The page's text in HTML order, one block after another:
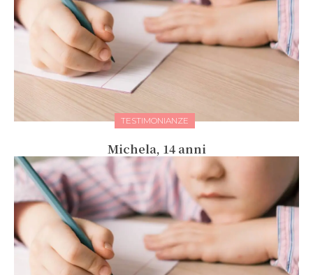
TESTIMONIANZE
Michela, 14 anni